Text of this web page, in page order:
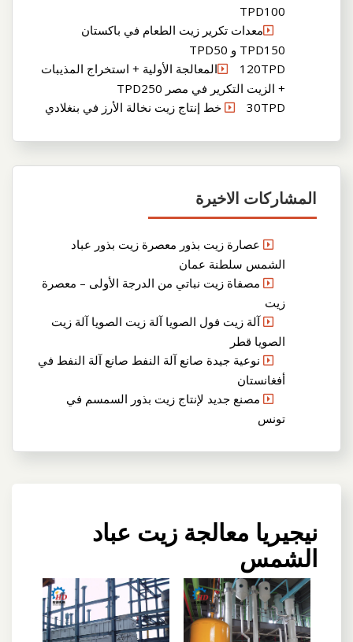
TPD100
معدات تكرير زيت الطعام في باكستان
TPD150 و TPD50
120TPDالمعالجة الأولية + استخراج المذيبات
+ الزيت التكرير في مصر TPD250
30TPD خط إنتاج زيت نخالة الأرز في بنغلادي
المشاركات الاخيرة
عصارة زيت بذور معصرة زيت بذور عباد
الشمس سلطنة عمان
مصفاة زيت نباتي من الدرجة الأولى – معصرة
زيت
آلة زيت فول الصويا آلة زيت الصويا آلة زيت
الصويا قطر
نوعية جيدة صانع آلة النفط صانع آلة النفط في
أفغانستان
مصنع جديد لإنتاج زيت بذور السمسم في
تونس
نيجيريا معالجة زيت عباد
الشمس